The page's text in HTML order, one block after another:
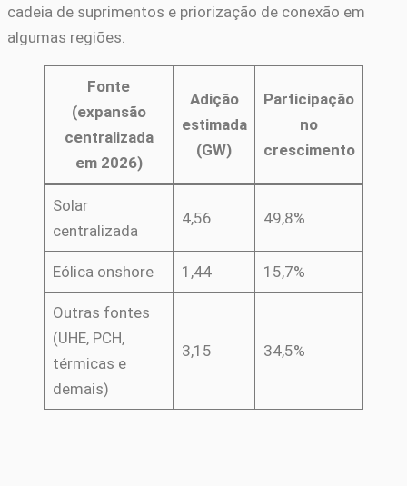
cadeia de suprimentos e priorização de conexão em
algumas regiões.
Fonte
(expansão
centralizada
em 2026)
Adição
estimada
(GW)
Participação
no
crescimento
Solar
centralizada
4,56 49,8%
Eólica onshore 1,44 15,7%
Outras fontes
(UHE, PCH,
térmicas e
demais)
3,15 34,5%